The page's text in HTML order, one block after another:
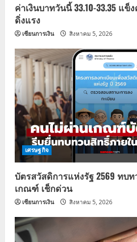
ค่าเงินบาทวันนี้ 33.10-33.35 แ
ดิ่งแรง
เซียนการเงิน สิงหาคม 5, 2026
เศรษฐกิจ
บัตรสวัสดิการแห่งรัฐ 2569 ทบ
เกณฑ์ เช็กด่วน
เซียนการเงิน สิงหาคม 5, 2026